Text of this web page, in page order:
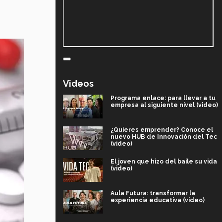
Videos
Programa enlace: para llevar a tu
empresa al siguiente nivel (video)
¿Quieres emprender? Conoce el
nuevo HUB de Innovación del Tec
(video)
El joven que hizo del baile su vida
(video)
Aula Futura: transformar la
experiencia educativa (video)